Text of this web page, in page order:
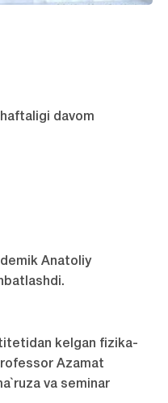
davom
Anatoliy
kelgan fizika-
Azamat
va seminar